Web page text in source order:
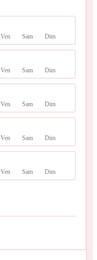
Ven Sam Dim
Ven Sam Dim
Ven Sam Dim
Ven Sam Dim
Ven Sam Dim